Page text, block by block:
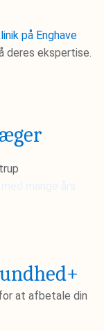
mange års
på Enghave
deres ekspertise.
at afbetale din